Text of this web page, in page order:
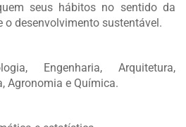
seus hábitos no sentido da
o desenvolvimento sustentável.
Engenharia, Arquitetura,
Agronomia e Química.